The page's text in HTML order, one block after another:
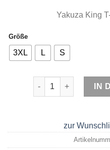
Yakuza King
Größe
3XL L S
Yakuza King T-Shirt
IN
zur